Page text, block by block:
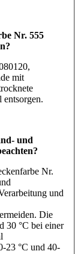
Nr. 555
mit
entsorgen.
und
Nr.
und
Die
30 °C bei einer
23 °C und 40-